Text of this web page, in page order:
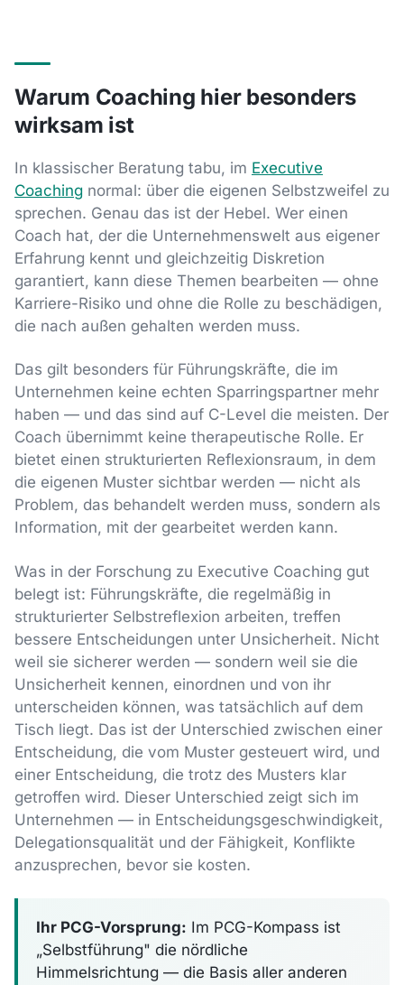
Warum Coaching hier besonders
wirksam ist
In klassischer Beratung tabu, im Executive
Coaching normal: über die eigenen Selbstzweifel zu
sprechen. Genau das ist der Hebel. Wer einen
Coach hat, der die Unternehmenswelt aus eigener
Erfahrung kennt und gleichzeitig Diskretion
garantiert, kann diese Themen bearbeiten — ohne
Karriere-Risiko und ohne die Rolle zu beschädigen,
die nach außen gehalten werden muss.
Das gilt besonders für Führungskräfte, die im
Unternehmen keine echten Sparringspartner mehr
haben — und das sind auf C-Level die meisten. Der
Coach übernimmt keine therapeutische Rolle. Er
bietet einen strukturierten Reflexionsraum, in dem
die eigenen Muster sichtbar werden — nicht als
Problem, das behandelt werden muss, sondern als
Information, mit der gearbeitet werden kann.
Was in der Forschung zu Executive Coaching gut
belegt ist: Führungskräfte, die regelmäßig in
strukturierter Selbstreflexion arbeiten, treffen
bessere Entscheidungen unter Unsicherheit. Nicht
weil sie sicherer werden — sondern weil sie die
Unsicherheit kennen, einordnen und von ihr
unterscheiden können, was tatsächlich auf dem
Tisch liegt. Das ist der Unterschied zwischen einer
Entscheidung, die vom Muster gesteuert wird, und
einer Entscheidung, die trotz des Musters klar
getroffen wird. Dieser Unterschied zeigt sich im
Unternehmen — in Entscheidungsgeschwindigkeit,
Delegationsqualität und der Fähigkeit, Konflikte
anzusprechen, bevor sie kosten.
Ihr PCG-Vorsprung: Im PCG-Kompass ist
„Selbstführung" die nördliche
Himmelsrichtung — die Basis aller anderen